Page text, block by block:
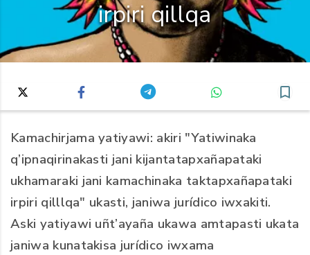
irpiri qillqa
Kamachirjama yatiyawi: akiri "Yatiwinaka
q’ipnaqirinakasti jani kijantatapxañapataki
ukhamaraki jani kamachinaka taktapxañapataki
irpiri qilllqa" ukasti, janiwa jurídico iwxakiti.
Aski yatiyawi uñt’ayaña ukawa amtapasti ukata
janiwa kunatakisa jurídico iwxama